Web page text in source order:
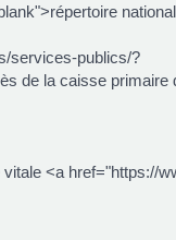
national
services-publics/?
de la caisse primaire
<a href="https://